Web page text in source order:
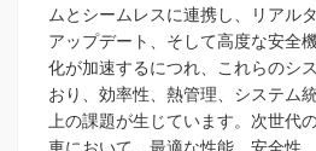
ムとシームレスに連携し、リアル
アップデート、そして高度な安全
化が加速するにつれ、これらのシ
おり、効率性、熱管理、システム
上の課題が生じています。次世代